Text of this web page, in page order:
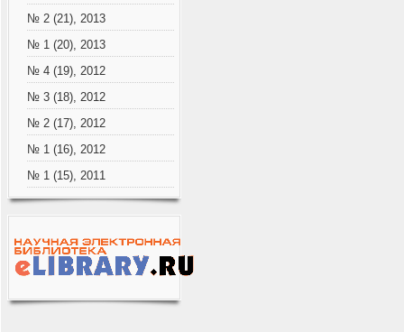
№ 2 (21), 2013
№ 1 (20), 2013
№ 4 (19), 2012
№ 3 (18), 2012
№ 2 (17), 2012
№ 1 (16), 2012
№ 1 (15), 2011